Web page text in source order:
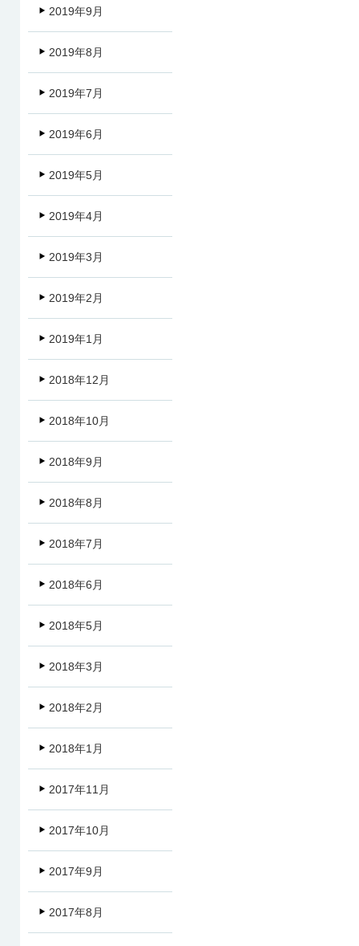
2019年9月
2019年8月
2019年7月
2019年6月
2019年5月
2019年4月
2019年3月
2019年2月
2019年1月
2018年12月
2018年10月
2018年9月
2018年8月
2018年7月
2018年6月
2018年5月
2018年3月
2018年2月
2018年1月
2017年11月
2017年10月
2017年9月
2017年8月